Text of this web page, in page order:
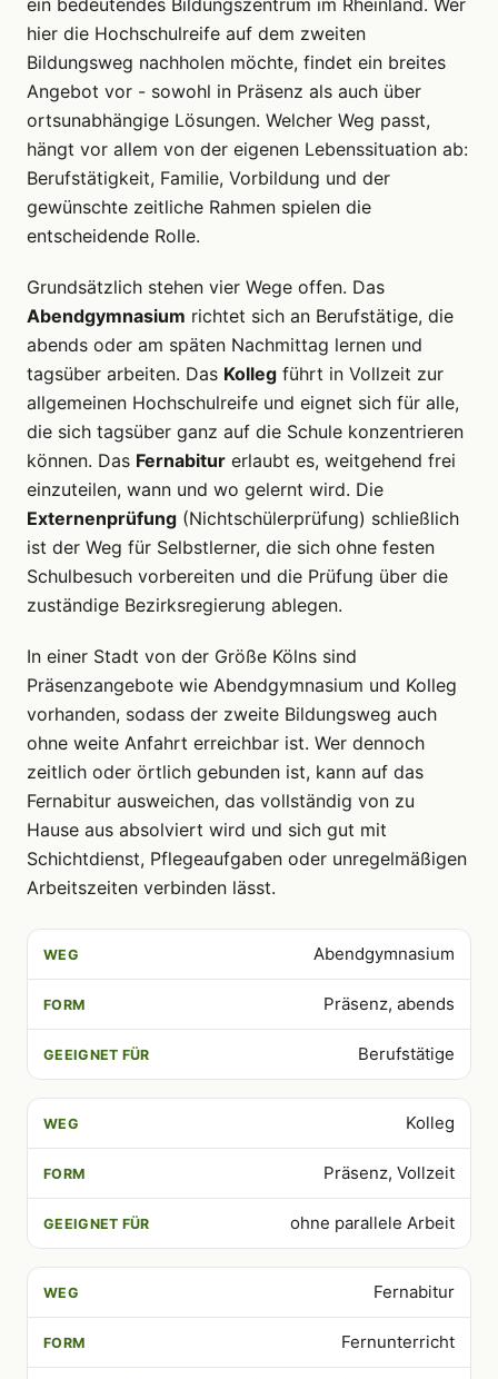
hier die Hochschulreife auf dem zweiten
Bildungsweg nachholen möchte, findet ein breites
Angebot vor - sowohl in Präsenz als auch über
ortsunabhängige Lösungen. Welcher Weg passt,
hängt vor allem von der eigenen Lebenssituation ab:
Berufstätigkeit, Familie, Vorbildung und der
gewünschte zeitliche Rahmen spielen die
entscheidende Rolle.
Grundsätzlich stehen vier Wege offen. Das
Abendgymnasium richtet sich an Berufstätige, die
abends oder am späten Nachmittag lernen und
tagsüber arbeiten. Das Kolleg führt in Vollzeit zur
allgemeinen Hochschulreife und eignet sich für alle,
die sich tagsüber ganz auf die Schule konzentrieren
können. Das Fernabitur erlaubt es, weitgehend frei
einzuteilen, wann und wo gelernt wird. Die
Externenprüfung (Nichtschülerprüfung) schließlich
ist der Weg für Selbstlerner, die sich ohne festen
Schulbesuch vorbereiten und die Prüfung über die
zuständige Bezirksregierung ablegen.
In einer Stadt von der Größe Kölns sind
Präsenzangebote wie Abendgymnasium und Kolleg
vorhanden, sodass der zweite Bildungsweg auch
ohne weite Anfahrt erreichbar ist. Wer dennoch
zeitlich oder örtlich gebunden ist, kann auf das
Fernabitur ausweichen, das vollständig von zu
Hause aus absolviert wird und sich gut mit
Schichtdienst, Pflegeaufgaben oder unregelmäßigen
Arbeitszeiten verbinden lässt.
WEG Abendgymnasium
Präsenz, abends
Berufstätige
Kolleg
Präsenz, Vollzeit
ohne parallele Arbeit
Fernabitur
Fernunterricht